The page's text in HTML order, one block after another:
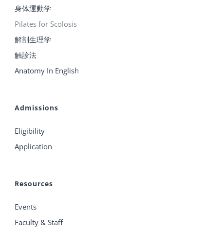
身体運動学
Pilates for Scolosis
解剖生理学
触診法
Anatomy In English
Admissions
Eligibility
Application
Resources
Events
Faculty & Staff